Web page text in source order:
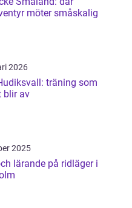
möter småskalig
2026
träning som
blir av
2025
lärande på ridläger i